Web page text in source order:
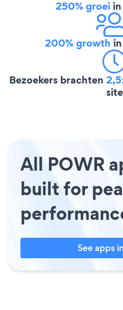
250% groei
200% growth
Bezoekers brachten
site
All POWR
built for
See apps